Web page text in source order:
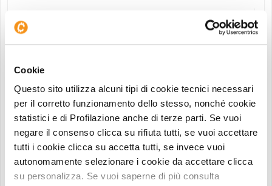
Cookie
Questo sito utilizza alcuni tipi di cookie tecnici necessari
per il corretto funzionamento dello stesso, nonché cookie
statistici e di Profilazione anche di terze parti. Se vuoi
negare il consenso clicca su rifiuta tutti, se vuoi accettare
tutti i cookie clicca su accetta tutti, se invece vuoi
autonomamente selezionare i cookie da accettare clicca
su personalizza. Se vuoi saperne di più consulta
Licenza:CySEC/ASIC/FCA
Commissioni:Basse
Recensione eToro
PROVA GRATIS ETORO